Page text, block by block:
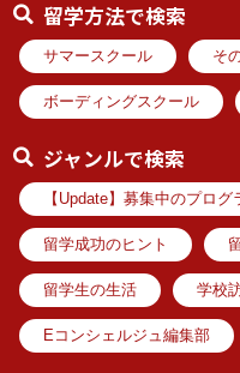
留学方法で検索
サマースクール そ
ボーディングスクール
ジャンルで検索
【Update】募集中のプログ
留学成功のヒント
留学生の生活 学校
Eコンシェルジュ編集部